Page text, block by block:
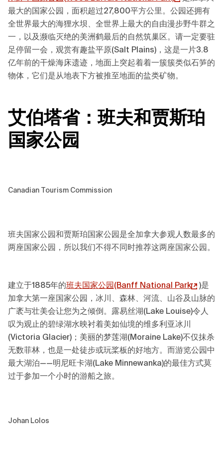
最大的国家公园，面积超过27,800平方公里。公园还拥有
全世界最大的海狸水坝、全世界上最大的自由漫步野牛群之
一，以及濒临灭绝的美洲鹤最后的自然筑巢区。请一定要驻
足停留一会，观赏有趣盐平原(Salt Plains)，这是一片3.8
亿年前的干燥海床遗迹，地面上突起着着一簇簇类似石笋的
物体，它们是从地表下方被推至地面的盐类矿物。
艾伯塔省：班夫和贾斯珀
国家公园
Canadian Tourism Commission
班夫国家公园和贾斯珀国家公园是全加拿大参观人数最多的
两座国家公园，所以我们不得不同时推荐这两座国家公园。
建立于1885年的班夫国家公园(Banff National Park
)是
加拿大第一座国家公园，冰川、森林、河流、山谷及山脉的
广袤与壮美会让您为之倾倒。露易丝湖(Lake Louise)令人
叹为观止的碧绿湖水映衬着美如仙境的维多利亚冰川
(Victoria Glacier)；美丽的梦莲湖(Moraine Lake)不仅抹杀
无数菲林，也是一处徒步或玩桨板的好地方。而游览公园中
最大湖泊——明尼旺卡湖(Lake Minnewanka)的最佳方式莫
过于参加一个小时的游船之旅。
Johan Lolos